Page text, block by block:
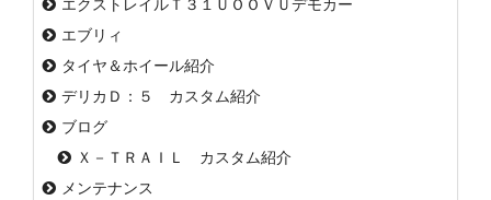
エクストレイルＴ３１ＵＯＯＶＵデモカー
エブリィ
タイヤ＆ホイール紹介
デリカＤ：５ カスタム紹介
ブログ
Ｘ－ＴＲＡＩＬ カスタム紹介
メンテナンス